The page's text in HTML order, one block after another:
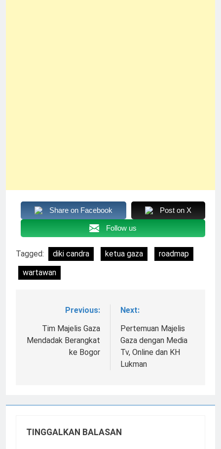
Share on Facebook Post on X
Follow us
Tagged: diki candra ketua gaza
roadmap
wartawan
Navigasi
pos
Previous:
Tim Majelis Gaza
Mendadak Berangkat
ke Bogor
Next:
Pertemuan Majelis
Gaza dengan Media
Tv, Online dan KH
Lukman
TINGGALKAN BALASAN